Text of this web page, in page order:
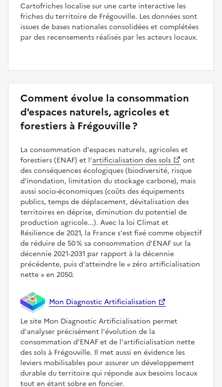
Cartofriches localise sur une carte interactive les
friches du territoire de Frégouville. Les données sont
issues de bases nationales consolidées et complétées
par des recensements réalisés par les acteurs locaux.
Comment évolue la consommation
d'espaces naturels, agricoles et
forestiers à Frégouville ?
La consommation d'espaces naturels, agricoles et
forestiers (ENAF) et l’artificialisation des sols
ont
des conséquences écologiques (biodiversité, risque
d'inondation, limitation du stockage carbone), mais
aussi socio-économiques (coûts des équipements
publics, temps de déplacement, dévitalisation des
territoires en déprise, diminution du potentiel de
production agricole...). Avec la loi Climat et
Résilience de 2021, la France s'est fixé comme objectif
de réduire de 50 % sa consommation d'ENAF sur la
décennie 2021-2031 par rapport à la décennie
précédente, puis d'atteindre le
zéro artificialisation
nette
en 2050.
Mon Diagnostic Artificialisation
Le site Mon Diagnostic Artificialisation permet
d'analyser précisément l'évolution de la
consommation d'ENAF et de l'artificialisation nette
des sols à Frégouville. Il met aussi en évidence les
leviers mobilisables pour assurer un développement
durable du territoire qui réponde aux besoins locaux
tout en étant sobre en foncier.